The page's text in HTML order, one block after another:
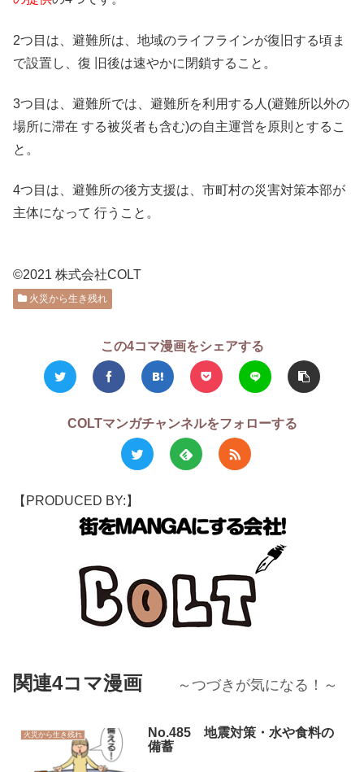
2つ目は、避難所は、地域のライフラインが復旧する頃ま
で設置し、復 旧後は速やかに閉鎖すること。
3つ目は、避難所では、避難所を利用する人(避難所以外の
場所に滞在 する被災者も含む)の自主運営を原則とするこ
と。
4つ目は、避難所の後方支援は、市町村の災害対策本部が
主体になって 行うこと。
©2021 株式会社COLT
火災から生き残れ
この4コマ漫画をシェアする
COLTマンガチャンネルをフォローする
【PRODUCED BY:】
関連4コマ漫画 ～つづきが気になる！～
火災から生き残れ
No.485 地震対策・水や食料の
備蓄